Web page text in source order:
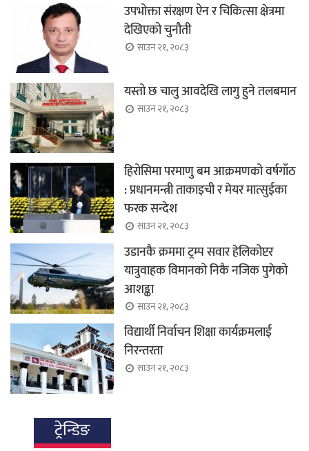
उपभोक्ता संरक्षण ऐन र चिकित्सा क्षेत्रमा
देखिएको चुनौती
साउन २१, २०८३
यस्तो छ चालु आवदेखि लागु हुने तलबमान
साउन २१, २०८३
हिरोसिमा परमाणु बम आक्रमणको वर्षगाँठ
: प्रधानमन्त्री ताकाइची र मेयर मात्सुईका
फरक सन्देश
साउन २१, २०८३
उडानकै क्रममा ट्रम्प सवार हेलिकोप्टर
यात्रुवाहक विमानको निकै नजिक पुगेको
आशङ्का
साउन २१, २०८३
विद्यार्थी निर्वाचन शिक्षा कार्यक्रमलाई
निरन्तरता
साउन २१, २०८३
ट्रेन्डिङ